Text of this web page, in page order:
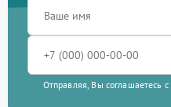
Отправляя, Вы соглашаетесь с